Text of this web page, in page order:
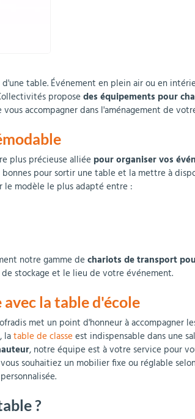
table. Événement en plein air ou en
propose des équipements pour
accompagner dans l'aménagement de
plus précieuse alliée pour organiser vos
pour sortir une table et la mettre à
le modèle le plus adapté entre :
notre gamme de chariots de transport
stockage et le lieu de votre événement.
avec la table d'école
met un point d'honneur à accompagner
latable de classe est indispensable dans une
, notre équipe est à votre service pour
souhaitiez un mobilier fixe ou réglable
?